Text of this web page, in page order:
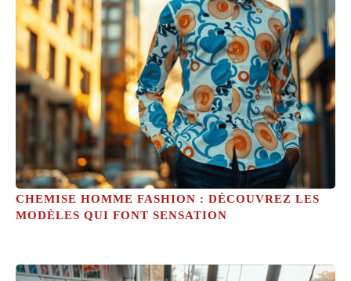
CHEMISE HOMME FASHION : DÉCOUVREZ LES
MODÈLES QUI FONT SENSATION